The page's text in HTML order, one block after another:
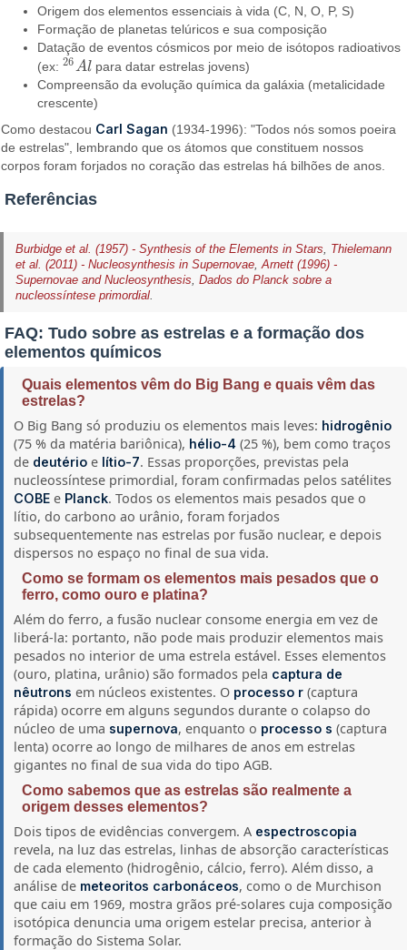
Origem dos elementos essenciais à vida (C, N, O, P, S)
Formação de planetas telúricos e sua composição
Datação de eventos cósmicos por meio de isótopos radioativos
(ex:26Al
26Al para datar estrelas jovens)
Compreensão da evolução química da galáxia (metalicidade
crescente)
Como destacou Carl Sagan (1934-1996): "Todos nós somos poeira
de estrelas", lembrando que os átomos que constituem nossos
corpos foram forjados no coração das estrelas há bilhões de anos.
Referências
Burbidge et al. (1957) - Synthesis of the Elements in Stars, Thielemann
et al. (2011) - Nucleosynthesis in Supernovae,Arnett (1996) -
Supernovae and Nucleosynthesis, Dados do Planck sobre a
nucleossíntese primordial.
FAQ: Tudo sobre as estrelas e a formação dos
elementos químicos
Quais elementos vêm do Big Bang e quais vêm das
estrelas?
O Big Bang só produziu os elementos mais leves: hidrogênio
(75 % da matéria bariônica), hélio-4 (25 %), bem como traços
de deutério e lítio-7. Essas proporções, previstas pela
nucleossíntese primordial, foram confirmadas pelos satélites
COBE e Planck. Todos os elementos mais pesados que o
lítio, do carbono ao urânio, foram forjados
subsequentemente nas estrelas por fusão nuclear, e depois
dispersos no espaço no final de sua vida.
Como se formam os elementos mais pesados que o
ferro, como ouro e platina?
Além do ferro, a fusão nuclear consome energia em vez de
liberá-la: portanto, não pode mais produzir elementos mais
pesados no interior de uma estrela estável. Esses elementos
(ouro, platina, urânio) são formados pela captura de
nêutrons em núcleos existentes. O processo r (captura
rápida) ocorre em alguns segundos durante o colapso do
núcleo de uma supernova, enquanto o processo s (captura
lenta) ocorre ao longo de milhares de anos em estrelas
gigantes no final de sua vida do tipo AGB.
Como sabemos que as estrelas são realmente a
origem desses elementos?
Dois tipos de evidências convergem. A espectroscopia
revela, na luz das estrelas, linhas de absorção características
de cada elemento (hidrogênio, cálcio, ferro). Além disso, a
análise de meteoritos carbonáceos, como o de Murchison
que caiu em 1969, mostra grãos pré-solares cuja composição
isotópica denuncia uma origem estelar precisa, anterior à
formação do Sistema Solar.